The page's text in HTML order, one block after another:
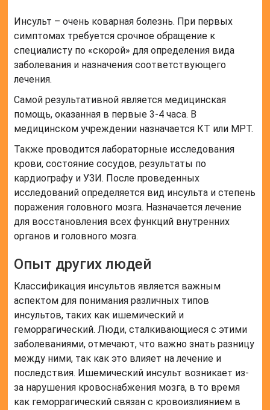
Инсульт – очень коварная болезнь. При первых
симптомах требуется срочное обращение к
специалисту по «скорой» для определения вида
заболевания и назначения соответствующего
лечения.
Самой результативной является медицинская
помощь, оказанная в первые 3-4 часа. В
медицинском учреждении назначается КТ или МРТ.
Также проводится лабораторные исследования
крови, состояние сосудов, результаты по
кардиографу и УЗИ. После проведенных
исследований определяется вид инсульта и степень
поражения головного мозга. Назначается лечение
для восстановления всех функций внутренних
органов и головного мозга.
Опыт других людей
Классификация инсультов является важным
аспектом для понимания различных типов
инсультов, таких как ишемический и
геморрагический. Люди, сталкивающиеся с этими
заболеваниями, отмечают, что важно знать разницу
между ними, так как это влияет на лечение и
последствия. Ишемический инсульт возникает из-
за нарушения кровоснабжения мозга, в то время
как геморрагический связан с кровоизлиянием в